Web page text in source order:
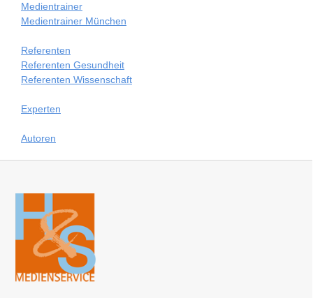
Medientrainer
Medientrainer München
Referenten
Referenten Gesundheit
Referenten Wissenschaft
Experten
Autoren